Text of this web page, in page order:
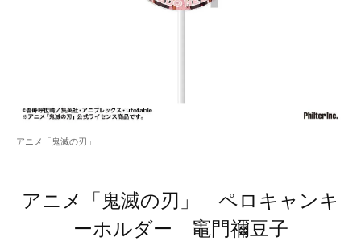
アニメ「鬼滅の刃」
アニメ「鬼滅の刃」 ペロキャンキ
ーホルダー 竈門禰豆子